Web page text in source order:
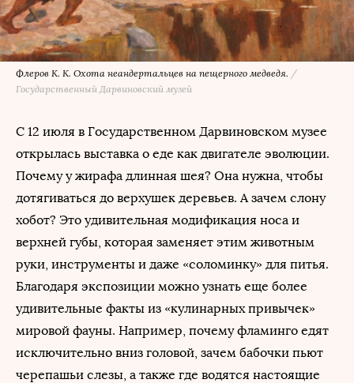
Флеров К. К. Охота неандертальцев на пещерного медведя. /
Государственный Дарвиновский музей
С 12 июля в Государственном Дарвиновском музее
открылась выставка о еде как двигателе эволюции.
Почему у жирафа длинная шея? Она нужна, чтобы
дотягиваться до верхушек деревьев. А зачем слону
хобот? Это удивительная модификация носа и
верхней губы, которая заменяет этим животным
руки, инструменты и даже «соломинку» для питья.
Благодаря экспозиции можно узнать еще более
удивительные факты из «кулинарных привычек»
мировой фауны. Например, почему фламинго едят
исключительно вниз головой, зачем бабочки пьют
черепашьи слезы, а также где водятся настоящие